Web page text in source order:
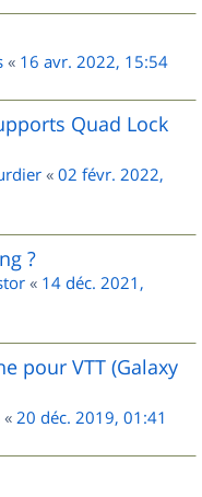
« 16 avr. 2022, 15:54
Quad Lock
« 02 févr. 2022,
?
« 14 déc. 2021,
pour VTT (Galaxy
« 20 déc. 2019, 01:41